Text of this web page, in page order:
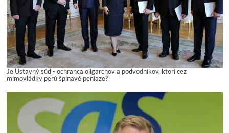
Je Ústavný súd - ochranca oligarchov a podvodníkov, ktorí cez
mimovládky perú špinavé peniaze?